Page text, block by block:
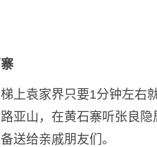
上袁家界只要1分钟左右
亚山，在黄石寨听张良隐
送给亲戚朋友们。